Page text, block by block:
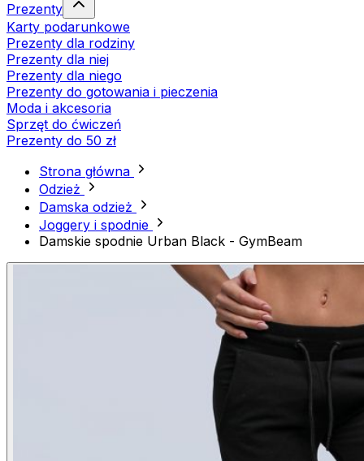
Prezenty
Karty podarunkowe
Prezenty dla rodziny
Prezenty dla niej
Prezenty dla niego
Prezenty do gotowania i pieczenia
Moda i akcesoria
Sprzęt do ćwiczeń
Prezenty do 50 zł
Strona główna
Odzież
Damska odzież
Joggery i spodnie
Damskie spodnie Urban Black - GymBeam